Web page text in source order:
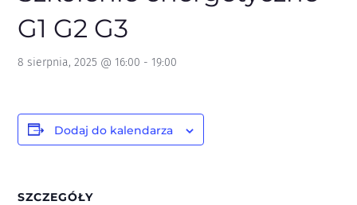
G1 G2 G3
8 sierpnia, 2025 @ 16:00 - 19:00
Dodaj do kalendarza
SZCZEGÓŁY